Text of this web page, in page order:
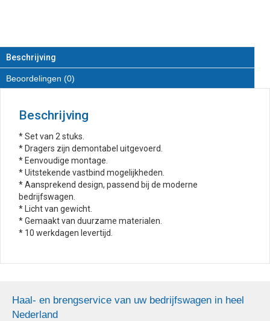
Beschrijving
Beoordelingen (0)
Beschrijving
* Set van 2 stuks.
* Dragers zijn demontabel uitgevoerd.
* Eenvoudige montage.
* Uitstekende vastbind mogelijkheden.
* Aansprekend design, passend bij de moderne
bedrijfswagen.
* Licht van gewicht.
* Gemaakt van duurzame materialen.
* 10 werkdagen levertijd.
Haal- en brengservice van uw bedrijfswagen in heel
Nederland